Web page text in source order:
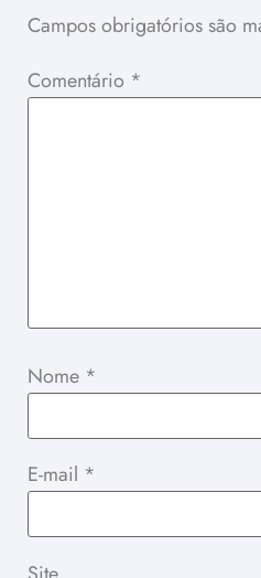
Campos obrigatórios são
Comentário *
Nome *
E-mail *